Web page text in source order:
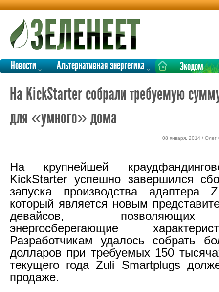
Новости Альтернативная энергетика Экодом
На KickStarter собрали требуемую
для «умного» дома
08 января, 2014 /
На крупнейшей
KickStarter успешно завершился
запуска производства адаптера
который является новым
девайсов,
энергосберегающие
Разработчикам удалось собрать
долларов при требуемых 150
текущего года Zuli Smartplugs
продаже.